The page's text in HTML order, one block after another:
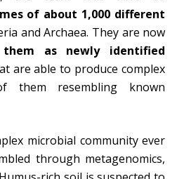
of about 1,000 different
and Archaea. They are now
as newly identified
are able to produce complex
them resembling known
microbial community ever
through metagenomics,